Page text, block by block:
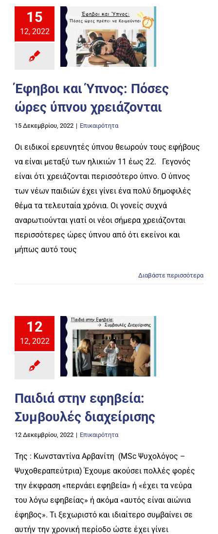
15
12, 2022
Έφηβοι και Ύπνος: Πόσες
ώρες ύπνου χρειάζονται
15 Δεκεμβρίου, 2022 | Επικαιρότητα
Οι ειδικοί ερευνητές ύπνου θεωρούν τους εφήβους
να είναι μεταξύ των ηλικιών 11 έως 22. Γεγονός
είναι ότι χρειάζονται περισσότερο ύπνο. Ο ύπνος
των νέων παιδιών έχει γίνει ένα πολύ δημοφιλές
θέμα τα τελευταία χρόνια. Οι γονείς συχνά
αναρωτιούνται γιατί οι νέοι σήμερα χρειάζονται
περισσότερες ώρες ύπνου από ότι εκείνοι και
μήπως αυτό τους
Διαβάστε περισσότερα
12
12, 2022
Παιδιά στην εφηβεία:
Συμβουλές διαχείρισης
12 Δεκεμβρίου, 2022 | Επικαιρότητα
Της : Κωνσταντίνα Αρβανίτη (MSc Ψυχολόγος –
Ψυχοθεραπεύτρια) Έχουμε ακούσει πολλές φορές
την έκφραση «περνάει εφηβεία» ή «έχει τα νεύρα
του λόγω εφηβείας» ή ακόμα «αυτός είναι αιώνια
έφηβος». Τι ξεχωριστό και ιδιαίτερο συμβαίνει σε
αυτήν την χρονική περίοδο ώστε έχει γίνει